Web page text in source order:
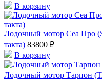
В корзину
Лодочный мотор Сеа Про
такта) 83800 ₽
В корзину
Лодочный мотор Тарпон